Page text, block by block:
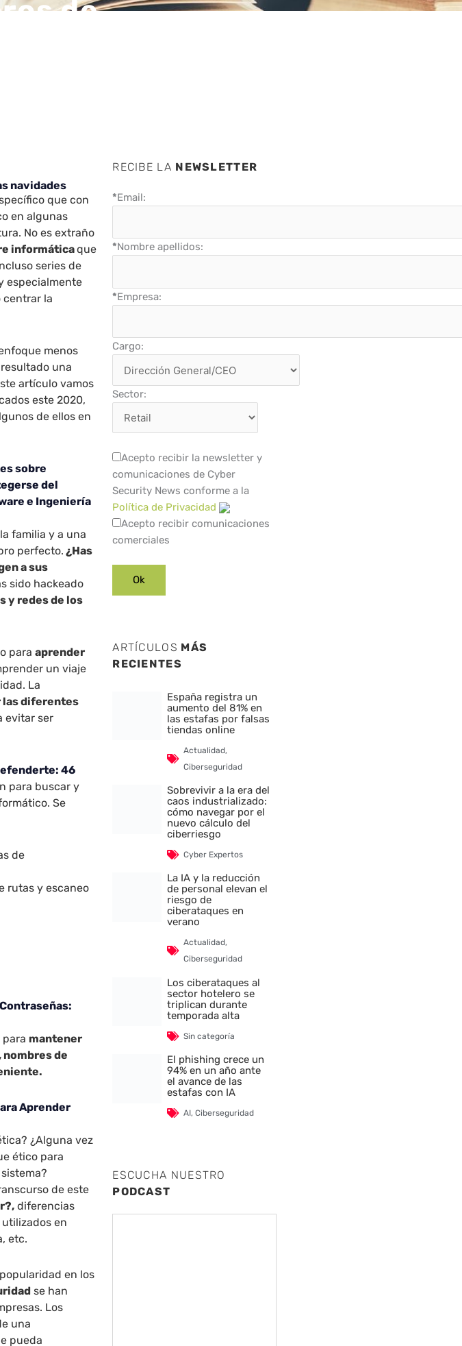
de
navidades
que con
en algunas
No es extraño
informáticaque
series de
especialmente
centrar la
menos
una
artículo vamos
este 2020,
de ellos en
sobre
del
e Ingeniería
familia y a una
perfecto. ¿Has
a sus
sido hackeado
y redes de los
paraaprender
un viaje
La
las diferentes
evitar ser
46
para buscar y
Se
de
rutas y escaneo
mantener
de
Aprender
¿Alguna vez
ético para
de este
diferencias
en
etc.
en los
se han
Los
una
pueda
RECIBE LA NEWSLETTER
*Email:
*Nombre apellidos:
*Empresa:
Cargo:
Sector:
Acepto recibir la newsletter y
comunicaciones de Cyber
Security News conforme a la
Política de Privacidad
Acepto recibir comunicaciones
comerciales
ARTÍCULOS MÁS
RECIENTES
España registra un
aumento del 81% en
las estafas por falsas
tiendas online
Actualidad,
Ciberseguridad
Sobrevivir a la era del
caos industrializado:
cómo navegar por el
nuevo cálculo del
ciberriesgo
Cyber Expertos
La IA y la reducción
de personal elevan el
riesgo de
ciberataques en
verano
Actualidad,
Ciberseguridad
Los ciberataques al
sector hotelero se
triplican durante
temporada alta
Sin categoría
El phishing crece un
94% en un año ante
el avance de las
estafas con IA
AI,Ciberseguridad
ESCUCHA NUESTRO
PODCAST